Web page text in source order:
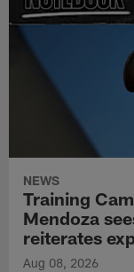
NEWS
Training
Mendoza
reiterates
Aug 08, 2026